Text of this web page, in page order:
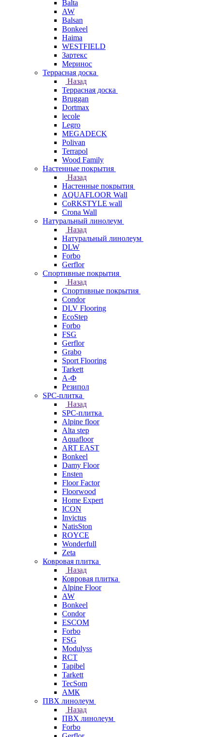
Balta
AW
Balsan
Bonkeel
Haima
WESTFIELD
Зартекс
Меринос
Террасная доска
Назад
Террасная доска
Bruggan
Dortmax
lecole
Legro
MEGADECK
Polivan
Terrapol
Wood Family
Настенные покрытия
Назад
Настенные покрытия
AQUAFLOOR Wall
CoRKSTYLE wall
Crona Wall
Натуральный линолеум
Назад
Натуральный линолеум
DLW
Forbo
Gerflor
Спортивные покрытия
Назад
Спортивные покрытия
Condor
DLV Flooring
EcoStep
Forbo
FSG
Gerflor
Grabo
Sport Flooring
Tarkett
А-Ф
Резипол
SPC-плитка
Назад
SPC-плитка
Alpine floor
Alta step
Aquafloor
ART EAST
Bonkeel
Damy Floor
Ensten
Floor Factor
Floorwood
Home Expert
ICON
Invictus
NatisSton
ROYCE
Wonderfull
Zeta
Ковровая плитка
Назад
Ковровая плитка
Alpine Floor
AW
Bonkeel
Condor
ESCOM
Forbo
FSG
Modulyss
RCT
Tapibel
Tarkett
TecSom
АМК
ПВХ линолеум
Назад
ПВХ линолеум
Forbo